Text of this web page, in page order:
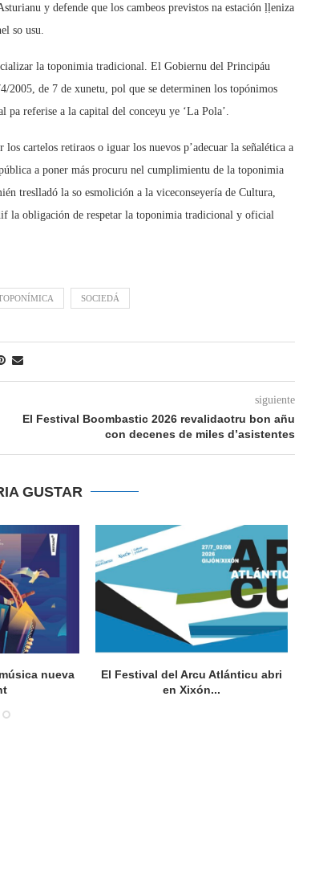
y defende que los cambeos previstos na estación ḷḷeniza
so usu.
la toponimia tradicional. El Gobiernu del Principáu
2005, de 7 de xunetu, pol que se determinen los topónimos
referise a la capital del conceyu ye ‘La Pola’.
cartelos retiraos o iguar los nuevos p’adecuar la señalética a
a poner más procuru nel cumplimientu de la toponimia
treslladó la so esmolición a la viceconseyería de Cultura,
la obligación de respetar la toponimia tradicional y oficial
SOCIEDÁ
siguiente
El Festival Boombastic 2026 revalidaotru bon añu
con decenes de miles d’asistentes
GUSTAR
nueva
El Festival del Arcu Atlánticu abri
en Xixón...